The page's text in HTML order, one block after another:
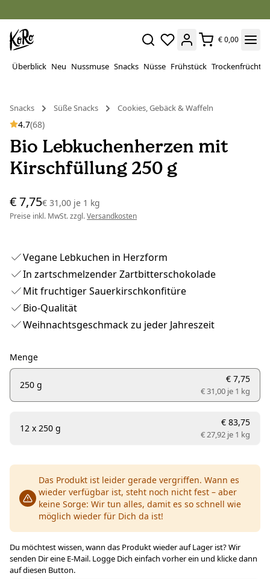
€ 0,00
Überblick Neu Nussmuse Snacks Nüsse Frühstück Trockenfrüchte
Snacks
Süße Snacks Cookies, Gebäck & Waffeln
4.7(68)
Bio Lebkuchenherzen mit
Kirschfüllung 250 g
€ 7,75€ 31,00 je 1 kg
Preise inkl. MwSt. zzgl.Versandkosten
Vegane Lebkuchen in Herzform
In zartschmelzender Zartbitterschokolade
Mit fruchtiger Sauerkirschkonfitüre
Bio-Qualität
Weihnachtsgeschmack zu jeder Jahreszeit
Menge
250 g
€ 7,75
€ 31,00 je 1 kg
12 x 250 g
€ 83,75
€ 27,92 je 1 kg
Das Produkt ist leider gerade vergriffen. Wann es
wieder verfügbar ist, steht noch nicht fest – aber
keine Sorge: Wir tun alles, damit es so schnell wie
möglich wieder für Dich da ist!
Du möchtest wissen, wann das Produkt wieder auf Lager ist? Wir
senden Dir eine E-Mail. Logge Dich einfach vorher ein und klicke dann
auf diesen Button.